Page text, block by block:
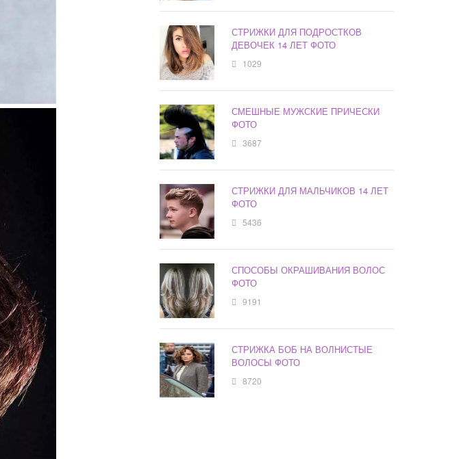
СТРИЖКИ ДЛЯ ПОДРОСТКОВ
ДЕВОЧЕК 14 ЛЕТ ФОТО
1029
СМЕШНЫЕ МУЖСКИЕ ПРИЧЕСКИ
ФОТО
3687
СТРИЖКИ ДЛЯ МАЛЬЧИКОВ 14 ЛЕТ
ФОТО
5436
СПОСОБЫ ОКРАШИВАНИЯ ВОЛОС
ФОТО
9191
СТРИЖКА БОБ НА ВОЛНИСТЫЕ
ВОЛОСЫ ФОТО
8720